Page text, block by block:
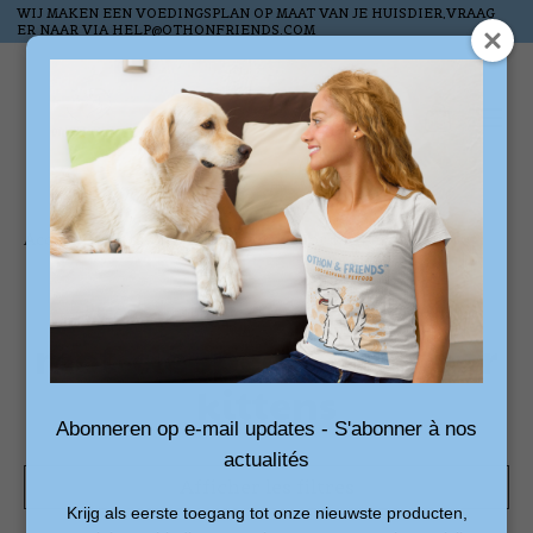
WIJ MAKEN EEN VOEDINGSPLAN OP MAAT VAN JE HUISDIER,VRAAG
ER NAAR VIA HELP@OTHONFRIENDS.COM
Liste de
Accueil / Mots-clés / speelgoed voor kittens
Produits associés au
mot-clé speelgoed voor
Abonneren op e-mail updates - S'abonner à nos
actualités
Krijg als eerste toegang tot onze nieuwste producten,